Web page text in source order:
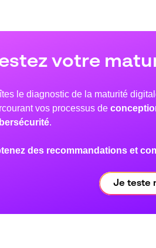
votre
le diagnostic de la maturité
vos processus de
.
des recommandations et
Je teste